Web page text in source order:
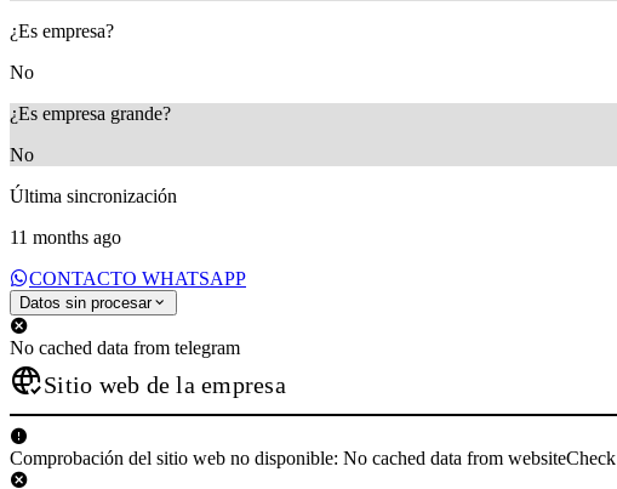
¿Es empresa?
No
¿Es empresa grande?
No
Última sincronización
11 months ago
CONTACTO WHATSAPP
Datos sin procesar
No cached data from telegram
Sitio web de la empresa
Comprobación del sitio web no disponible: No cached data from websiteCheck